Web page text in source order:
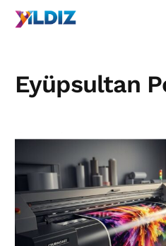
Eyüpsultan